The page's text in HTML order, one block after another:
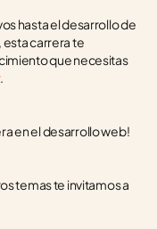
hasta el desarrollo de
carrera te
que necesitas
.
en el desarrollo web!
temas te invitamos a